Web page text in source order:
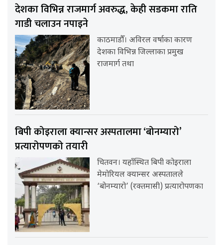
देशका विभिन्न राजमार्ग अवरुद्ध, केही सडकमा राति
गाडी चलाउन नपाइने
काठमाडौँ। अविरल वर्षाका कारण
देशका विभिन्न जिल्लाका प्रमुख
राजमार्ग तथा
बिपी कोइराला क्यान्सर अस्पतालमा ‘बोनम्यारो’
प्रत्यारोपणको तयारी
चितवन। यहाँस्थित बिपी कोइराला
मेमोरियल क्यान्सर अस्पतालले
‘बोनम्यारो’ (रक्तमासी) प्रत्यारोपणका